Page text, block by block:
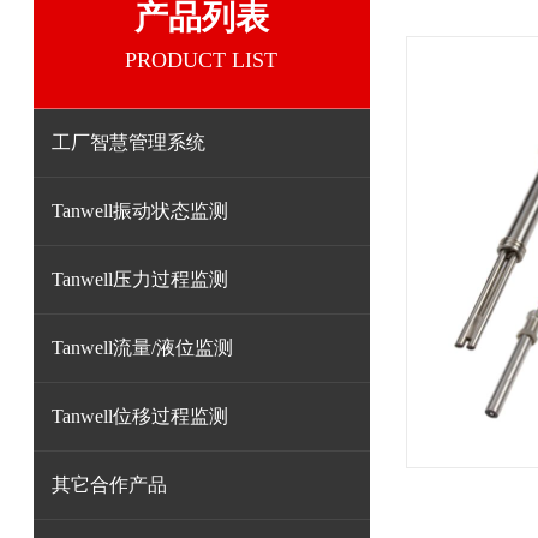
产品列表
PRODUCT LIST
工厂智慧管理系统
Tanwell振动状态监测
Tanwell压力过程监测
Tanwell流量/液位监测
Tanwell位移过程监测
其它合作产品